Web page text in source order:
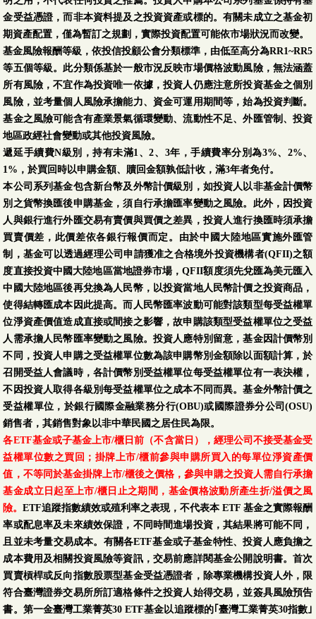
金受益憑證，而非本資料提及之投資資產或標的。有關未成立之基金初
期資產配置，僅為暫訂之規劃，實際投資配置可能依市場狀況而改變。
基金風險報酬等級，依投信投顧公會分類標準，由低至高分為RR1~RR5
等五個等級。此分類係基於一般市況反映市場價格波動風險，無法涵蓋
所有風險，不宜作為投資唯一依據，投資人仍應注意所投資基金之個別
風險，並考量個人風險承擔能力、資金可運用期間等，始為投資判斷。
基金之風險可能含有產業景氣循環變動、流動性不足、外匯管制、投資
地區政經社會變動或其他投資風險。
遞延手續費N級別，持有未滿1、2、3年，手續費率分別為3%、2%、
1%，於買回時以申購金額、贖回金額孰低計收，滿3年者免付。
本公司系列基金包含新台幣及外幣計價級別，如投資人以非基金計價幣
別之貨幣換匯後申購基金，須自行承擔匯率變動之風險。此外，因投資
人與銀行進行外匯交易有賣價與買價之差異，投資人進行換匯時須承擔
買賣價差，此價差依各銀行報價而定。由於中國大陸地區實施外匯管
制，基金可以透過經理公司申請獲准之合格境外投資機構者(QFII)之額
度直接投資中國大陸地區當地證券市場，QFII額度須先兌匯為美元匯入
中國大陸地區後再兌換為人民幣，以投資當地人民幣計價之投資商品，
使得結轉匯成本因此提高。而人民幣匯率波動可能對該類型每受益權單
位淨資產價值造成直接或間接之影響，故申購該類型受益權單位之受益
人需承擔人民幣匯率變動之風險。投資人應特別留意，基金因計價幣別
不同，投資人申購之受益權單位數為該申購幣別金額除以面額計算，於
召開受益人會議時，各計價幣別受益權單位每受益權單位有一表決權，
不因投資人取得各級別每受益權單位之成本不同而異。基金外幣計價之
受益權單位，於銀行國際金融業務分行(OBU)或國際證券分公司(OSU)
銷售者，其銷售對象以非中華民國之居住民為限。
各ETF基金或子基金上市/櫃日前（不含當日），經理公司不接受基金受
益權單位數之買回；掛牌上市/櫃前參與申購所買入的每單位淨資產價
值，不等同於基金掛牌上市/櫃後之價格，參與申購之投資人需自行承擔
基金成立日起至上市/櫃日止之期間，基金價格波動所產生折/溢價之風
險。ETF追蹤指數績效或殖利率之表現，不代表本 ETF 基金之實際報酬
率或配息率及未來績效保證，不同時間進場投資，其結果將可能不同，
且並未考量交易成本。有關各ETF基金或子基金特性、投資人應負擔之
成本費用及相關投資風險等資訊，交易前應詳閱基金公開說明書。首次
買賣槓桿或反向指數股票型基金受益憑證者，除專業機構投資人外，限
符合臺灣證券交易所所訂適格條件之投資人始得交易，並簽具風險預告
書。第一金臺灣工業菁英30 ETF基金以追蹤標的｢臺灣工業菁英30指數｣